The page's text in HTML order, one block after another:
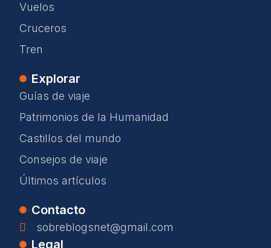
Vuelos
Cruceros
Tren
Explorar
Guías de viaje
Patrimonios de la Humanidad
Castillos del mundo
Consejos de viaje
Últimos artículos
Contacto
sobreblogsnet@gmail.com
Legal